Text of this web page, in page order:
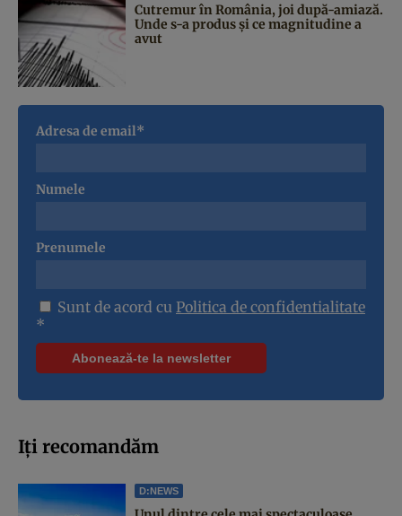
Cutremur în România, joi după-amiază.
Unde s-a produs și ce magnitudine a
avut
Adresa de email*
Numele
Prenumele
Sunt de acord cu Politica de confidentialitate
*
Iți recomandăm
D:NEWS